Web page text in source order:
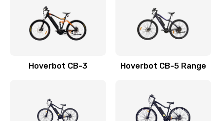
Hoverbot CB-3 Hoverbot CB-5 Range